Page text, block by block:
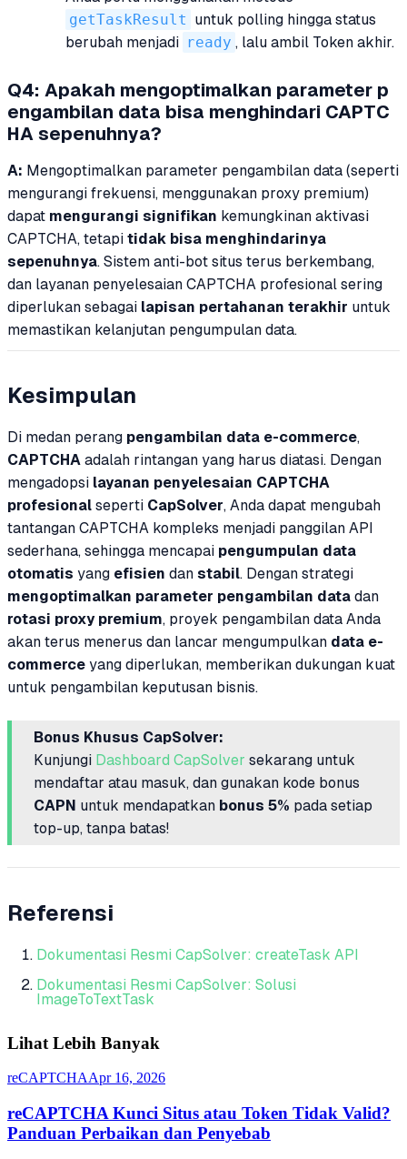
getTaskResult untuk polling hingga status
berubah menjadi ready , lalu ambil Token akhir.
Q4: Apakah mengoptimalkan parameter p
engambilan data bisa menghindari CAPTC
HA sepenuhnya?
A: Mengoptimalkan parameter pengambilan data (seperti
mengurangi frekuensi, menggunakan proxy premium)
dapat mengurangi signifikan kemungkinan aktivasi
CAPTCHA, tetapi tidak bisa menghindarinya
sepenuhnya. Sistem anti-bot situs terus berkembang,
dan layanan penyelesaian CAPTCHA profesional sering
diperlukan sebagai lapisan pertahanan terakhir untuk
memastikan kelanjutan pengumpulan data.
Kesimpulan
Di medan perang pengambilan data e-commerce,
CAPTCHA adalah rintangan yang harus diatasi. Dengan
mengadopsi layanan penyelesaian CAPTCHA
profesional seperti CapSolver, Anda dapat mengubah
tantangan CAPTCHA kompleks menjadi panggilan API
sederhana, sehingga mencapai pengumpulan data
otomatis yang efisien dan stabil. Dengan strategi
mengoptimalkan parameter pengambilan data dan
rotasi proxy premium, proyek pengambilan data Anda
akan terus menerus dan lancar mengumpulkan data e-
commerce yang diperlukan, memberikan dukungan kuat
untuk pengambilan keputusan bisnis.
Bonus Khusus CapSolver:
Kunjungi Dashboard CapSolver sekarang untuk
mendaftar atau masuk, dan gunakan kode bonus
CAPN untuk mendapatkan bonus 5% pada setiap
top-up, tanpa batas!
Referensi
Dokumentasi Resmi CapSolver: createTask API
Dokumentasi Resmi CapSolver: Solusi
ImageToTextTask
Lihat Lebih Banyak
reCAPTCHAApr 16, 2026
reCAPTCHA Kunci Situs atau Token Tidak Valid?
Panduan Perbaikan dan Penyebab